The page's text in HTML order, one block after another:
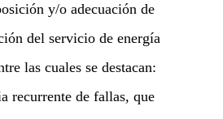
y/o adecuación de
del servicio de energía
las cuales se destacan:
recurrente de fallas, que